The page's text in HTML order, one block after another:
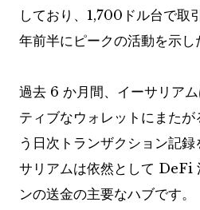
しており、1,700ドル台で取
年前半にピークの活動を示し
過去 6 か月間、イーサリア
ティブなウォレットにまた
う日次トランザクション記
サリアムは依然として DeFi
ンの送金の主要なハブです。